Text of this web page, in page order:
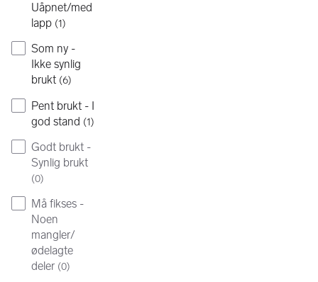
Uåpnet/med
lapp (1)
Som ny -
Ikke synlig
brukt (6)
Pent brukt - I
god stand (1)
Godt brukt -
Synlig brukt
(0)
Må fikses -
Noen
mangler/
ødelagte
deler (0)